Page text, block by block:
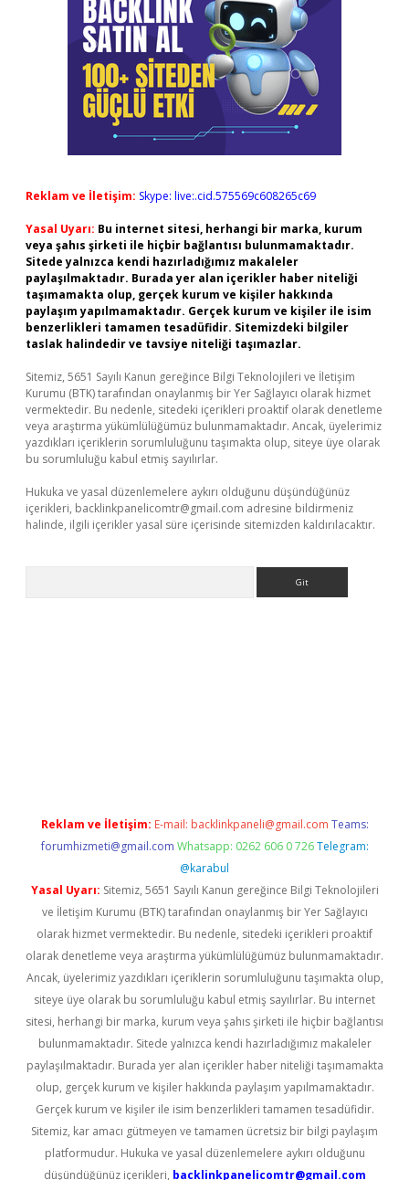
Reklam ve İletişim: Skype: live:.cid.575569c608265c69
Yasal Uyarı: Bu internet sitesi, herhangi bir marka, kurum
veya şahıs şirketi ile hiçbir bağlantısı bulunmamaktadır.
Sitede yalnızca kendi hazırladığımız makaleler
paylaşılmaktadır. Burada yer alan içerikler haber niteliği
taşımamakta olup, gerçek kurum ve kişiler hakkında
paylaşım yapılmamaktadır. Gerçek kurum ve kişiler ile isim
benzerlikleri tamamen tesadüfidir. Sitemizdeki bilgiler
taslak halindedir ve tavsiye niteliği taşımazlar.
Sitemiz, 5651 Sayılı Kanun gereğince Bilgi Teknolojileri ve İletişim
Kurumu (BTK) tarafından onaylanmış bir Yer Sağlayıcı olarak hizmet
vermektedir. Bu nedenle, sitedeki içerikleri proaktif olarak denetleme
veya araştırma yükümlülüğümüz bulunmamaktadır. Ancak, üyelerimiz
yazdıkları içeriklerin sorumluluğunu taşımakta olup, siteye üye olarak
bu sorumluluğu kabul etmiş sayılırlar.
Hukuka ve yasal düzenlemelere aykırı olduğunu düşündüğünüz
içerikleri, backlinkpanelicomtr@gmail.com adresine bildirmeniz
halinde, ilgili içerikler yasal süre içerisinde sitemizden kaldırılacaktır.
Reklam ve İletişim: E-mail: backlinkpaneli@gmail.com Teams:
forumhizmeti@gmail.com Whatsapp: 0262 606 0 726 Telegram:
@karabul
Yasal Uyarı: Sitemiz, 5651 Sayılı Kanun gereğince Bilgi Teknolojileri
ve İletişim Kurumu (BTK) tarafından onaylanmış bir Yer Sağlayıcı
olarak hizmet vermektedir. Bu nedenle, sitedeki içerikleri proaktif
olarak denetleme veya araştırma yükümlülüğümüz bulunmamaktadır.
Ancak, üyelerimiz yazdıkları içeriklerin sorumluluğunu taşımakta olup,
siteye üye olarak bu sorumluluğu kabul etmiş sayılırlar. Bu internet
sitesi, herhangi bir marka, kurum veya şahıs şirketi ile hiçbir bağlantısı
bulunmamaktadır. Sitede yalnızca kendi hazırladığımız makaleler
paylaşılmaktadır. Burada yer alan içerikler haber niteliği taşımamakta
olup, gerçek kurum ve kişiler hakkında paylaşım yapılmamaktadır.
Gerçek kurum ve kişiler ile isim benzerlikleri tamamen tesadüfidir.
Sitemiz, kar amacı gütmeyen ve tamamen ücretsiz bir bilgi paylaşım
platformudur. Hukuka ve yasal düzenlemelere aykırı olduğunu
düşündüğünüz içerikleri, backlinkpanelicomtr@gmail.com